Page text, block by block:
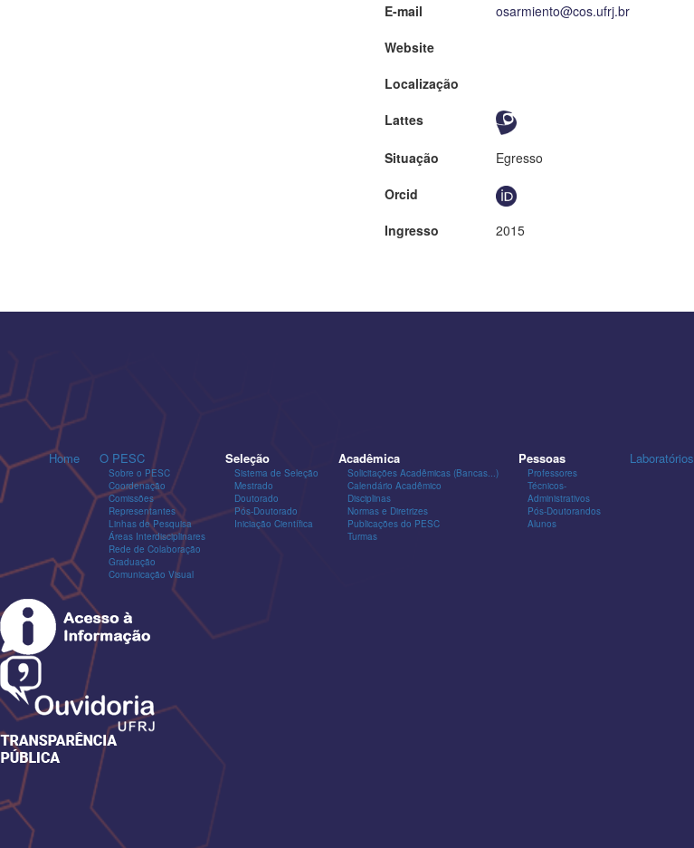
E-mail
osarmiento@cos.ufrj.br
Website
Localização
Lattes
Situação
Egresso
Orcid
Ingresso
2015
Home O PESC
Sobre o PESC
Coordenação
Comissões
Representantes
Linhas de Pesquisa
Áreas Interdisciplinares
Rede de Colaboração
Graduação
Comunicação Visual
Seleção
Sistema de Seleção
Mestrado
Doutorado
Pós-Doutorado
Iniciação Científica
Acadêmica
Solicitações Acadêmicas (Bancas...)
Calendário Acadêmico
Disciplinas
Normas e Diretrizes
Publicações do PESC
Turmas
Pessoas
Professores
Técnicos-
Administrativos
Pós-Doutorandos
Alunos
Laboratórios